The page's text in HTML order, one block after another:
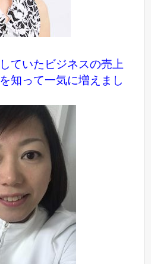
ていたビジネスの売上
知って一気に増えまし